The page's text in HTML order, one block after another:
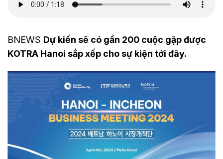
BNEWS Dự kiến sẽ có gần 200 cuộc gặp được
KOTRA Hanoi sắp xếp cho sự kiện tới đây.